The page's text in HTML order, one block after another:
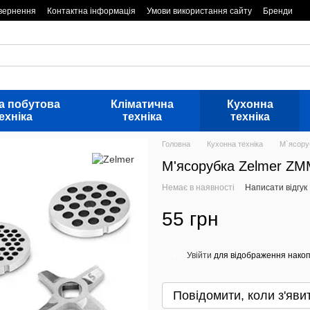
Контактна інформація Умови використання сайту Бренди
побутова
Кліматична
техніка
Кухонна
техніка
Головна Кухонна техніка
М'ясорубка Zelmer
Немає в наявності Написати відгук
55 грн
Увійти для відображення
Повідомити, коли